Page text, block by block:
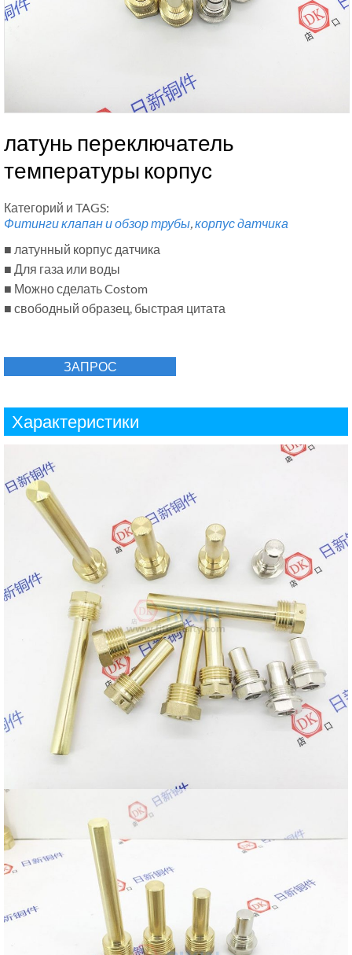
латунь переключатель
температуры корпус
Категорий и TAGS:
Фитинги клапан и обзор трубы,корпус датчика
■ латунный корпус датчика
■ Для газа или воды
■ Можно сделать Costom
■ свободный образец, быстрая цитата
ЗАПРОС
Характеристики